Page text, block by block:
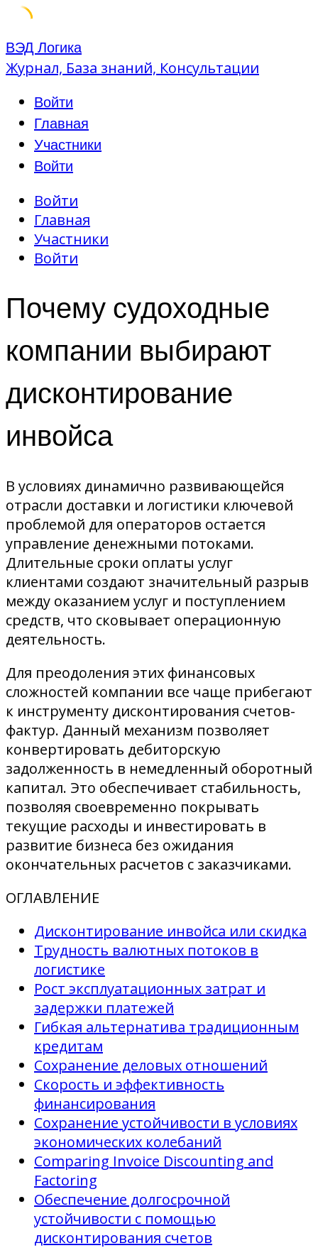
Skip
to
ВЭД Логика
Журнал, База знаний, Консультации
Войти
Главная
Участники
Войти
Войти
Главная
Участники
Войти
Почему судоходные
компании выбирают
дисконтирование
инвойса
В условиях динамично развивающейся
отрасли доставки и логистики ключевой
проблемой для операторов остается
управление денежными потоками.
Длительные сроки оплаты услуг
клиентами создают значительный разрыв
между оказанием услуг и поступлением
средств, что сковывает операционную
деятельность.
Для преодоления этих финансовых
сложностей компании все чаще прибегают
к инструменту дисконтирования счетов-
фактур. Данный механизм позволяет
конвертировать дебиторскую
задолженность в немедленный оборотный
капитал. Это обеспечивает стабильность,
позволяя своевременно покрывать
текущие расходы и инвестировать в
развитие бизнеса без ожидания
окончательных расчетов с заказчиками.
ОГЛАВЛЕНИЕ
Дисконтирование инвойса или скидка
Трудность валютных потоков в
логистике
Рост эксплуатационных затрат и
задержки платежей
Гибкая альтернатива традиционным
кредитам
Сохранение деловых отношений
Скорость и эффективность
финансирования
Сохранение устойчивости в условиях
экономических колебаний
Comparing Invoice Discounting and
Factoring
Обеспечение долгосрочной
устойчивости с помощью
дисконтирования счетов